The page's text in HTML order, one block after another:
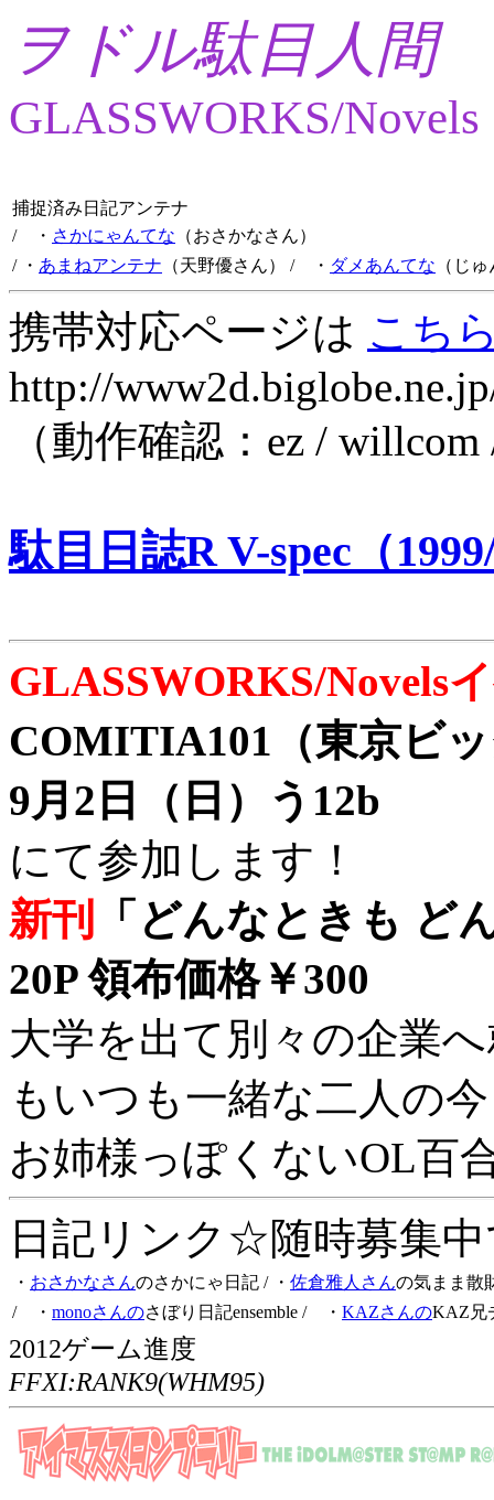
ヲドル駄目人間
GLASSWORKS/Novels
捕捉済み日記アンテナ
/ ・ さかにゃんてな （おさかなさん）
/ ・ あまねアンテナ （天野優さん） / ・ ダメあんてな （じ
携帯対応ページは こち
http://
（動作確認：ez /
駄目日誌R V-spec（
GLASSWORKS/Novels
COMITIA101（東京ビ
9月2日（日）う12b
にて参加します！
新刊
「どんなときも ど
20P 領布価格￥300
大学を出て別々の企業
もいつも一緒な二人の
お姉様っぽくないOL百
日記リンク☆随時募集
・ おさかなさんのさかにゃ日記 / ・ 佐倉雅人さんの気まま散
/ ・ monoさんのさぼり日記ensemble / ・ KAZさんのKAZ兄
2012ゲーム進度
FFXI:RANK9(WHM95)